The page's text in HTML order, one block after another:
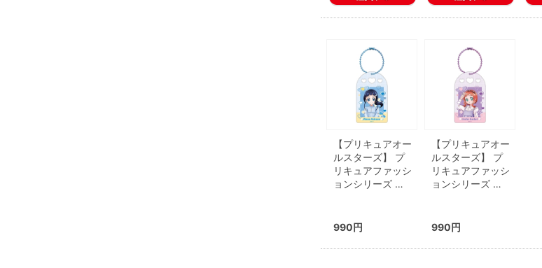
【プリキュアオー
ルスターズ】 プ
リキュアファッシ
ョンシリーズ …
990円
【プリキュアオー
ルスターズ】 プ
リキュアファッシ
ョンシリーズ …
990円